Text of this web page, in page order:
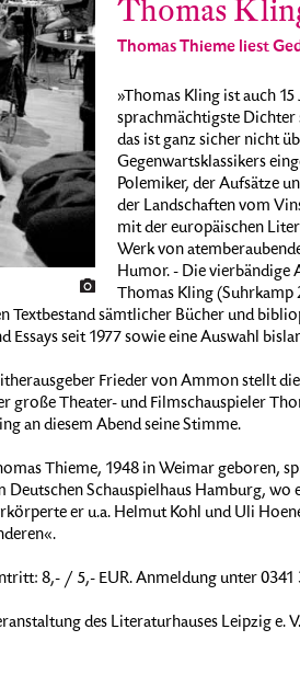
Thomas
Thomas Thieme liest
»Thomas Kling ist auch
sprachmächtigste Dichter
das ist ganz sicher nicht
Gegenwartsklassikers
Polemiker, der Aufsätze
der Landschaften vom
mit der europäischen
Werk von
Humor. - Die vierbändige
Thomas Kling (Suhrkamp
Textbestand sämtlicher Bücher und
Essays seit 1977 sowie eine Auswahl
Frieder von Ammon stellt
große Theater- und Filmschauspieler
an diesem Abend seine Stimme.
Thieme, 1948 in Weimar geboren,
Deutschen Schauspielhaus Hamburg, wo
er u.a. Helmut Kohl und Uli
8,- / 5,- EUR. Anmeldung unter
des Literaturhauses Leipzig e.